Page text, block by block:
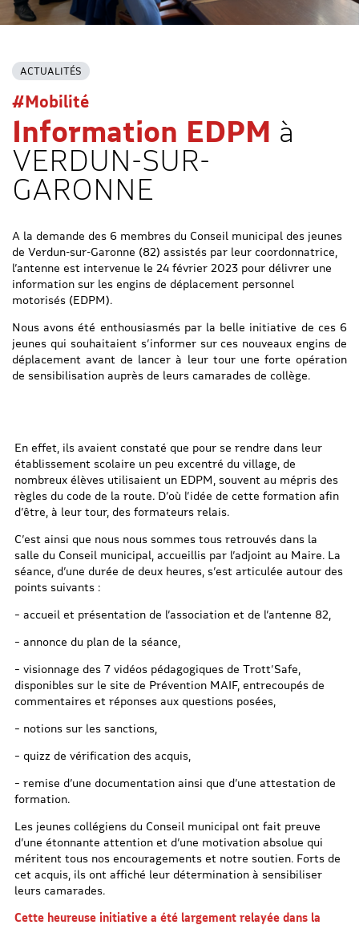
ACTUALITÉS
#Mobilité
Information EDPM à
VERDUN-SUR-
GARONNE
A la demande des 6 membres du Conseil municipal des jeunes
de Verdun-sur-Garonne (82) assistés par leur coordonnatrice,
l’antenne est intervenue le 24 février 2023 pour délivrer une
information sur les engins de déplacement personnel
motorisés (EDPM).
Nous avons été enthousiasmés par la belle initiative de ces 6
jeunes qui souhaitaient s’informer sur ces nouveaux engins de
déplacement avant de lancer à leur tour une forte opération
de sensibilisation auprès de leurs camarades de collège.
En effet, ils avaient constaté que pour se rendre dans leur
établissement scolaire un peu excentré du village, de
nombreux élèves utilisaient un EDPM, souvent au mépris des
règles du code de la route. D’où l’idée de cette formation afin
d’être, à leur tour, des formateurs relais.
C’est ainsi que nous nous sommes tous retrouvés dans la
salle du Conseil municipal, accueillis par l’adjoint au Maire. La
séance, d’une durée de deux heures, s’est articulée autour des
points suivants :
– accueil et présentation de l’association et de l’antenne 82,
– annonce du plan de la séance,
– visionnage des 7 vidéos pédagogiques de Trott’Safe,
disponibles sur le site de Prévention MAIF, entrecoupés de
commentaires et réponses aux questions posées,
– notions sur les sanctions,
– quizz de vérification des acquis,
– remise d’une documentation ainsi que d’une attestation de
formation.
Les jeunes collégiens du Conseil municipal ont fait preuve
d’une étonnante attention et d’une motivation absolue qui
méritent tous nos encouragements et notre soutien. Forts de
cet acquis, ils ont affiché leur détermination à sensibiliser
leurs camarades.
Cette heureuse initiative a été largement relayée dans la